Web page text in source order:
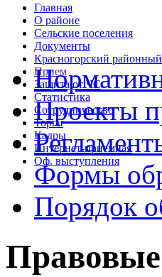
Главная
О районе
Сельские поселения
Документы
Красногорский
Прием
Защита от ЧС
Статистика
Сотрудничество
Торги
Кадры
Интернет-приемная
Оф. выступления
Проекты
Формы
Порядок